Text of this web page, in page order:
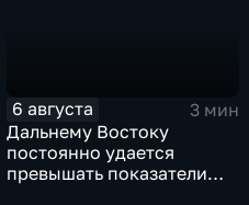
6 августа
3 мин
Дальнему Востоку
постоянно удается
превышать показатели